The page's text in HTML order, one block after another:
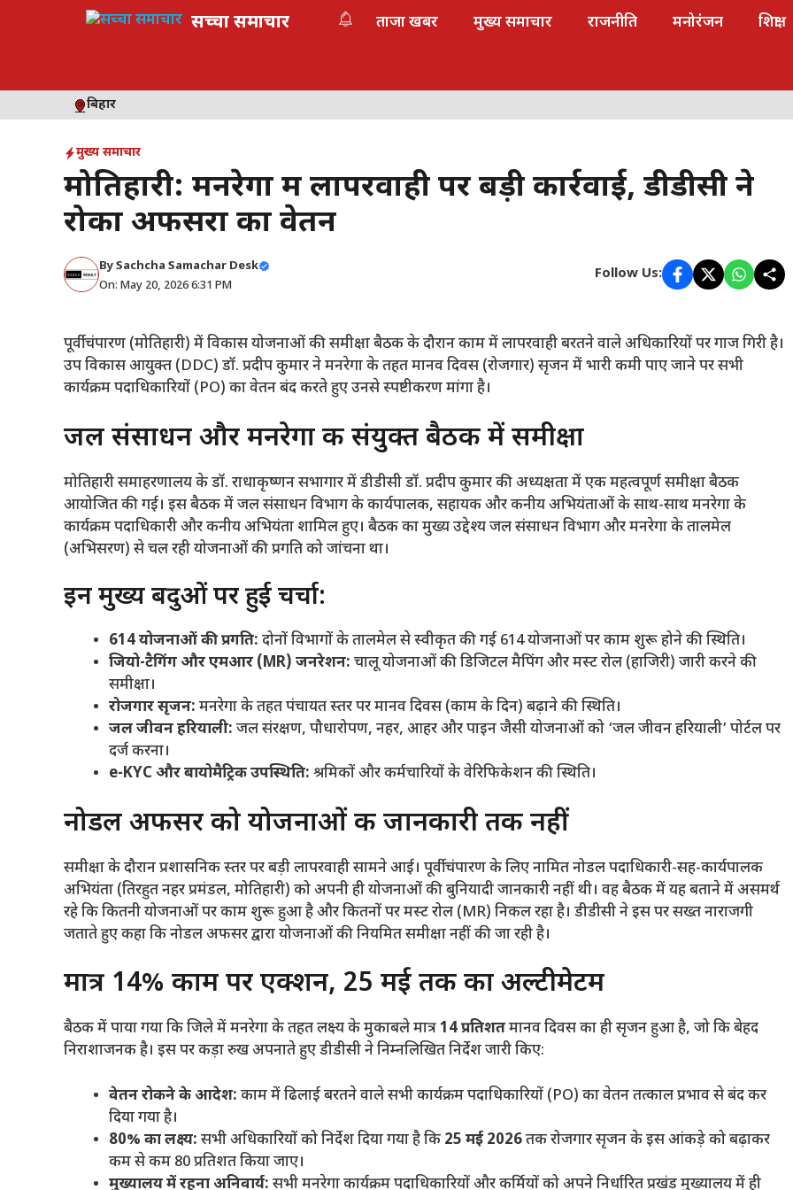
सच्चा समाचार ताजा खबर मुख्य समाचार राजनीति मनोरंजन शिक्षा
बिहार
मुख्य समाचार
मोतिहारी: मनरेगा में लापरवाही पर बड़ी कार्रवाई, डीडीसी ने
रोका अफसरों का वेतन
BySachcha Samachar Desk
On: May 20, 2026 6:31 PM
Follow Us:
​पूर्वी चंपारण (मोतिहारी) में विकास योजनाओं की समीक्षा बैठक के दौरान काम में लापरवाही बरतने वाले अधिकारियों पर गाज गिरी है।
उप विकास आयुक्त (DDC) डॉ. प्रदीप कुमार ने मनरेगा के तहत मानव दिवस (रोजगार) सृजन में भारी कमी पाए जाने पर सभी
कार्यक्रम पदाधिकारियों (PO) का वेतन बंद करते हुए उनसे स्पष्टीकरण मांगा है।
​जल संसाधन और मनरेगा की संयुक्त बैठक में समीक्षा
​मोतिहारी समाहरणालय के डॉ. राधाकृष्णन सभागार में डीडीसी डॉ. प्रदीप कुमार की अध्यक्षता में एक महत्वपूर्ण समीक्षा बैठक
आयोजित की गई। इस बैठक में जल संसाधन विभाग के कार्यपालक, सहायक और कनीय अभियंताओं के साथ-साथ मनरेगा के
कार्यक्रम पदाधिकारी और कनीय अभियंता शामिल हुए। बैठक का मुख्य उद्देश्य जल संसाधन विभाग और मनरेगा के तालमेल
(अभिसरण) से चल रही योजनाओं की प्रगति को जांचना था।
​इन मुख्य बिंदुओं पर हुई चर्चा:
614 योजनाओं की प्रगति: दोनों विभागों के तालमेल से स्वीकृत की गई 614 योजनाओं पर काम शुरू होने की स्थिति।
जियो-टैगिंग और एमआर (MR) जनरेशन: चालू योजनाओं की डिजिटल मैपिंग और मस्ट रोल (हाजिरी) जारी करने की
समीक्षा।
रोजगार सृजन: मनरेगा के तहत पंचायत स्तर पर मानव दिवस (काम के दिन) बढ़ाने की स्थिति।
जल जीवन हरियाली: जल संरक्षण, पौधारोपण, नहर, आहर और पाइन जैसी योजनाओं को ‘जल जीवन हरियाली’ पोर्टल पर
दर्ज करना।
e-KYC और बायोमैट्रिक उपस्थिति: श्रमिकों और कर्मचारियों के वेरिफिकेशन की स्थिति।
​नोडल अफसर को योजनाओं की जानकारी तक नहीं
​समीक्षा के दौरान प्रशासनिक स्तर पर बड़ी लापरवाही सामने आई। पूर्वी चंपारण के लिए नामित नोडल पदाधिकारी-सह-कार्यपालक
अभियंता (तिरहुत नहर प्रमंडल, मोतिहारी) को अपनी ही योजनाओं की बुनियादी जानकारी नहीं थी। वह बैठक में यह बताने में असमर्थ
रहे कि कितनी योजनाओं पर काम शुरू हुआ है और कितनों पर मस्ट रोल (MR) निकल रहा है। डीडीसी ने इस पर सख्त नाराजगी
जताते हुए कहा कि नोडल अफसर द्वारा योजनाओं की नियमित समीक्षा नहीं की जा रही है।
​मात्र 14% काम पर एक्शन, 25 मई तक का अल्टीमेटम
​बैठक में पाया गया कि जिले में मनरेगा के तहत लक्ष्य के मुकाबले मात्र14 प्रतिशतमानव दिवस का ही सृजन हुआ है, जो कि बेहद
निराशाजनक है। इस पर कड़ा रुख अपनाते हुए डीडीसी ने निम्नलिखित निर्देश जारी किए:
वेतन रोकने के आदेश: काम में ढिलाई बरतने वाले सभी कार्यक्रम पदाधिकारियों (PO) का वेतन तत्काल प्रभाव से बंद कर
दिया गया है।
80% का लक्ष्य: सभी अधिकारियों को निर्देश दिया गया है कि 25 मई 2026तक रोजगार सृजन के इस आंकड़े को बढ़ाकर
कम से कम 80 प्रतिशत किया जाए।
मुख्यालय में रहना अनिवार्य: सभी मनरेगा कार्यक्रम पदाधिकारियों और कर्मियों को अपने निर्धारित प्रखंड मुख्यालय में ही